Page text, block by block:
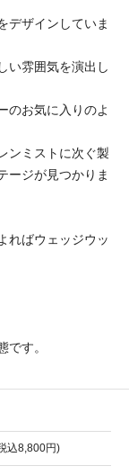
デザインしていま
い雰囲気を演出し
のお気に入りのよ
ンミストに次ぐ製
ージが見つかりま
ればウェッジウッ
す。
込8,800円)